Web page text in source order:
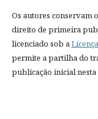
Os autores conservam
direito de primeira
licenciado sob a
permite a partilha do
publicação inicial nesta